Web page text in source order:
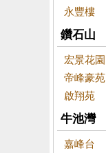
永豐樓
鑽石山
宏景花園
帝峰豪苑
啟翔苑
牛池灣
嘉峰台